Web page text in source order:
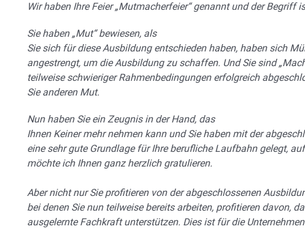
Wir haben Ihre Feier „Mutmacherfeier“ genannt und der Begriff
Sie haben „Mut“ bewiesen, als
Sie sich für diese Ausbildung entschieden haben, haben sich
angestrengt, um die Ausbildung zu schaffen. Und Sie sind
teilweise schwieriger Rahmenbedingungen erfolgreich
Sie anderen Mut.
Nun haben Sie ein Zeugnis in der Hand, das
Ihnen Keiner mehr nehmen kann und Sie haben mit der
eine sehr gute Grundlage für Ihre berufliche Laufbahn gelegt,
möchte ich Ihnen ganz herzlich gratulieren.
Aber nicht nur Sie profitieren von der abgeschlossenen
bei denen Sie nun teilweise bereits arbeiten, profitieren davon,
ausgelernte Fachkraft unterstützen. Dies ist für die Unternehmen